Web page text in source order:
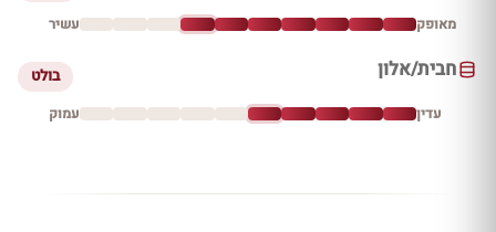
מאופק עשיר
חבית/אלון בולט
עדין עמוק